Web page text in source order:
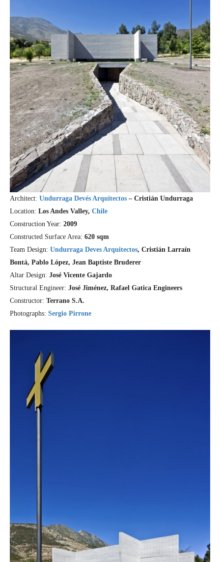
Architect: Undurraga Devés Arquitectos – Cristián Undurraga
Location: Los Andes Valley, Chile
Construction Year: 2009
Constructed Surface Area: 620 sqm
Team Design: Undurraga Deves Arquitectos, Cristián Larraín
Bontá, Pablo López, Jean Baptiste Bruderer
Altar Design: José Vicente Gajardo
Structural Engineer: José Jiménez, Rafael Gatica Engineers
Constructor: Terrano S.A.
Photographs: Sergio Pirrone